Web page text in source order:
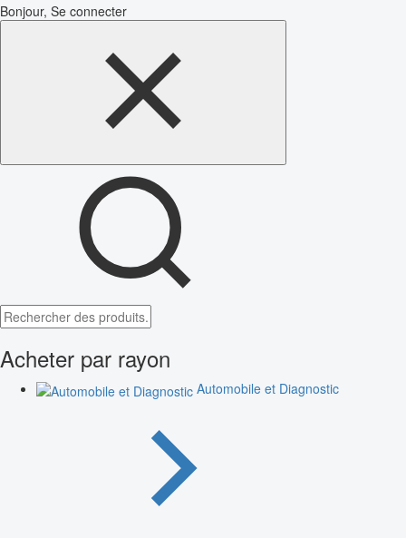
Bonjour, Se connecter
Acheter par rayon
Automobile et Diagnostic